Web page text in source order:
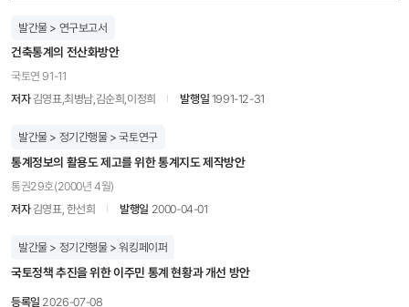
발간물 > 연구보고서
건축통계의 전산화방안
국토연 91-11
저자김영표,최병남,김순희,이정희 발행일 1991-12-31
발간물 > 정기간행물 > 국토연구
통계정보의 활용도 제고를 위한 통계지도 제작방안
통권29호(2000년 4월)
저자김영표, 한선희 발행일 2000-04-01
발간물 > 정기간행물 > 워킹페이퍼
국토정책 추진을 위한 이주민 통계 현황과 개선 방안
등록일 2026-07-08